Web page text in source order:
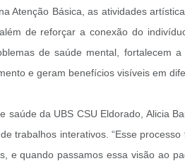
Atenção Básica, as atividades
de reforçar a conexão do
de saúde mental, fortalecem
e geram benefícios visíveis em
saúde da UBS CSU Eldorado, Alicia
trabalhos interativos. “Esse
e quando passamos essa visão ao